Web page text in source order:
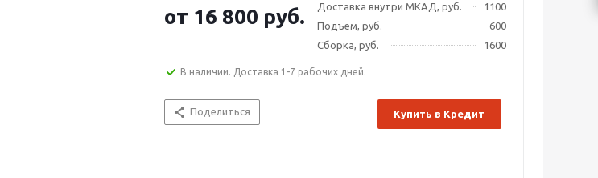
Доставка внутри МКАД, руб.
1100
Подъем, руб.
600
Сборка, руб.
1600
от 16 800 руб.
В наличии. Доставка 1-7 рабочих дней.
Поделиться Купить в Кредит